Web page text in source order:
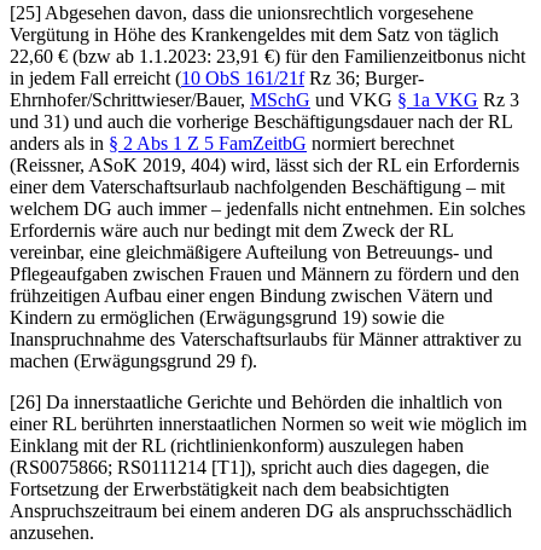
[25] Abgesehen davon, dass die unionsrechtlich vorgesehene
Vergütung in Höhe des Krankengeldes mit dem Satz von täglich
22,60 € (bzw ab 1.1.2023: 23,91 €) für den Familienzeitbonus nicht
in jedem Fall erreicht (10 ObS 161/21fRz 36; Burger-
Ehrnhofer/Schrittwieser/Bauer, MSchG und VKG § 1a VKG Rz 3
und 31) und auch die vorherige Beschäftigungsdauer nach der RL
anders als in § 2 Abs 1 Z 5 FamZeitbG normiert berechnet
(Reissner, ASoK 2019, 404) wird, lässt sich der RL ein Erfordernis
einer dem Vaterschaftsurlaub nachfolgenden Beschäftigung – mit
welchem DG auch immer – jedenfalls nicht entnehmen. Ein solches
Erfordernis wäre auch nur bedingt mit dem Zweck der RL
vereinbar, eine gleichmäßigere Aufteilung von Betreuungs- und
Pflegeaufgaben zwischen Frauen und Männern zu fördern und den
frühzeitigen Aufbau einer engen Bindung zwischen Vätern und
Kindern zu ermöglichen (Erwägungsgrund 19) sowie die
Inanspruchnahme des Vaterschaftsurlaubs für Männer attraktiver zu
machen (Erwägungsgrund 29 f).
[26] Da innerstaatliche Gerichte und Behörden die inhaltlich von
einer RL berührten innerstaatlichen Normen so weit wie möglich im
Einklang mit der RL (richtlinienkonform) auszulegen haben
(RS0075866; RS0111214 [T1]), spricht auch dies dagegen, die
Fortsetzung der Erwerbstätigkeit nach dem beabsichtigten
Anspruchszeitraum bei einem anderen DG als anspruchsschädlich
anzusehen.